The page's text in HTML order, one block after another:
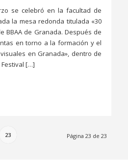
se celebró en la facultad de
la mesa redonda titulada «30
BBAA de Granada. Después de
en torno a la formación y el
en Granada», dentro de
[…]
Página 23 de 23
23